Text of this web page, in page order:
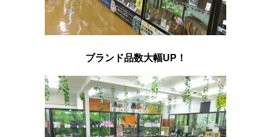
ブランド品数大幅UP！